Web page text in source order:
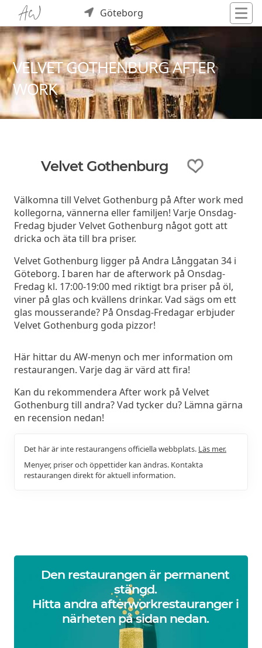
Göteborg
VELVET GOTHENBURG AFTER
WORK
Velvet Gothenburg
Välkomna till Velvet Gothenburg på After work med
kollegorna, vännerna eller familjen! Varje Onsdag-
Fredag bjuder Velvet Gothenburg något gott att
dricka och äta till bra priser.
Velvet Gothenburg ligger på Andra Långgatan 34 i
Göteborg. I baren har de afterwork på Onsdag-
Fredag kl. 17:00-19:00 med riktigt bra priser på öl,
viner på glas och kvällens drinkar. Vad sägs om ett
glas mousserande? På Onsdag-Fredagar erbjuder
Velvet Gothenburg goda pizzor!
Här hittar du AW-menyn och mer information om
restaurangen. Varje dag är värd att fira!
Kan du rekommendera After work på Velvet
Gothenburg till andra? Vad tycker du? Lämna gärna
en recension nedan!
Det här är inte restaurangens officiella webbplats. Läs mer.
Menyer, priser och öppettider kan ändras. Kontakta
restaurangen direkt för aktuell information.
Den restaurangen är permanent
stängd.
Hitta andra afterworkrestauranger i
närheten på sidan nedan.